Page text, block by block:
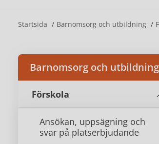
Startsida Barnomsorg och utbildning
Barnomsorg och utbildning
Förskola
Ansökan, uppsägning och
svar på platserbjudande